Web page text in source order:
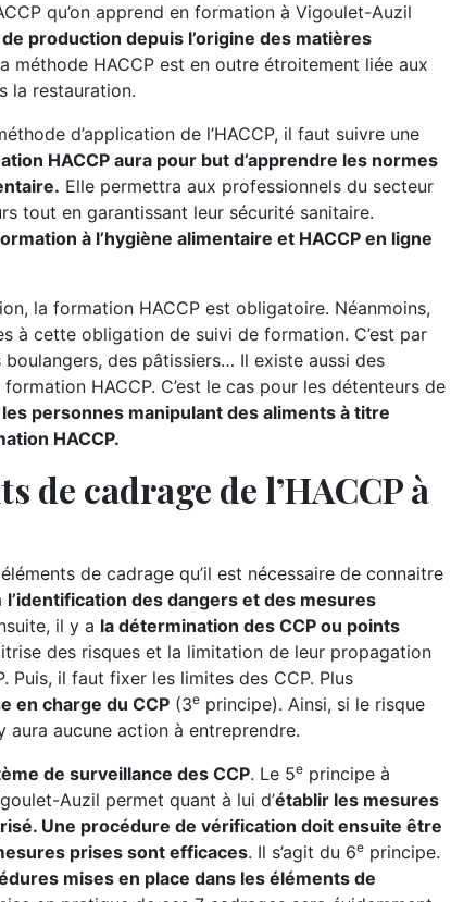
qu’on apprend en formation à Vigoulet-Auzil
production depuis l’origine des matières
méthode HACCP est en outre étroitement liée aux
la restauration.
d’application de l’HACCP, il faut suivre une
HACCP aura pour but d’apprendre les normes
Elle permettra aux professionnels du secteur
tout en garantissant leur sécurité sanitaire.
à l’hygiène alimentaire et HACCP en ligne
la formation HACCP est obligatoire. Néanmoins,
à cette obligation de suivi de formation. C’est par
des pâtissiers… Il existe aussi des
HACCP. C’est le cas pour les détenteurs de
les personnes manipulant des aliments à titre
HACCP.
de cadrage de l’HACCP à
de cadrage qu’il est nécessaire de connaitre
l’identification des dangers et des mesures
il y a la détermination des CCP ou points
des risques et la limitation de leur propagation
Puis, il faut fixer les limites des CCP. Plus
en charge du CCP (3e principe). Ainsi, si le risque
aura aucune action à entreprendre.
de surveillance des CCP. Le 5e principe à
Auzil permet quant à lui d’établir les mesures
Une procédure de vérification doit ensuite être
prises sont efficaces. Il s’agit du 6e principe.
mises en place dans les éléments de